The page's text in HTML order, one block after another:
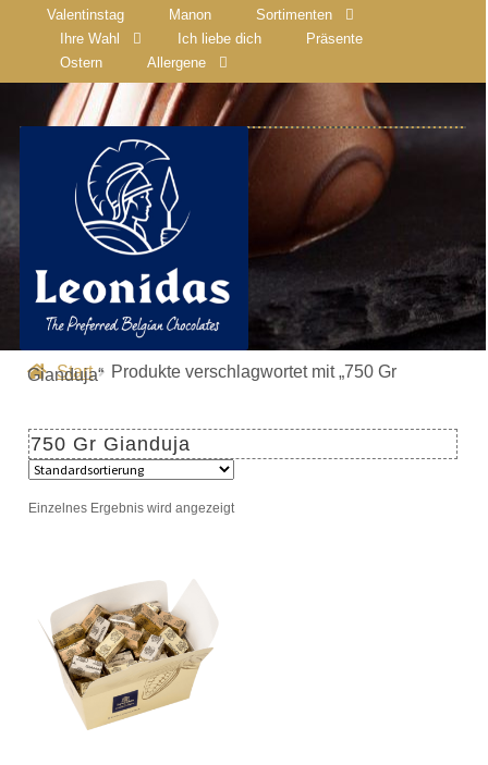
Valentinstag Manon
Sortimenten
Ihre Wahl
Ich liebe dich
Präsente
Ostern
Allergene
Start Produkte verschlagwortet mit „750 Gr
Gianduja“
750 Gr Gianduja
Einzelnes Ergebnis wird angezeigt